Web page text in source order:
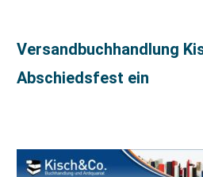
Versandbuchhandlung
Abschiedsfest ein